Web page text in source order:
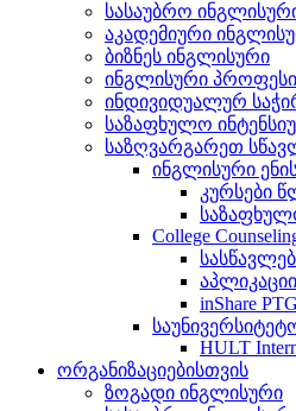
სასაუბრო
აკადემიური
ბიზნეს ინგლისური
ინგლისური
ინდივიდუალურ
საზაფხულო
საზღვარგარეთ
ინგლისური
კურსები
College
inShare
HULT
ორგანიზაციებისთვის
ზოგადი ინგლისური